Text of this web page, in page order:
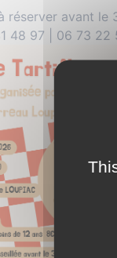
réserver avant le
48 97 | 06 73 22